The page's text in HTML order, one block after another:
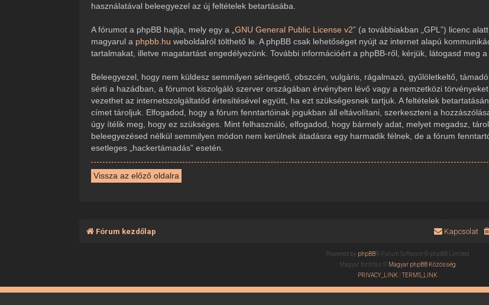
használatával beleegyezel az új feltételek betartásába.
A fórumot a phpBB hajtja, mely egy a „GNU General Public License v2” (a továbbiakban „GPL”) licenc
magyarul a phpbb.hu weboldalról tölthető le. A phpBB csak lehetőséget nyújt az internet alapú
tartalmakat, illetve magatartást engedélyezünk. További információért a phpBB-ről, kérjük, látogasd meg a
Beleegyezel, hogy nem küldesz semmilyen sértegető, obszcén, vulgáris, rágalmazó, gyűlöletkeltő,
sérti a hazádban, a fórumot kiszolgáló szerver országában érvényben lévő vagy a nemzetközi
vezethet az internetszolgáltatód értesítésével együtt, ha ezt szükségesnek tartjuk. A feltételek
címet tároljuk. Elfogadod, hogy a fórum fenntartóinak jogukban áll eltávolítani, szerkeszteni a
úgy ítélik meg, hogy ez szükséges. Mint felhasználó, elfogadod, hogy bármely adat, melyet megadsz,
beleegyezésed nélkül semmilyen módon nem kerülnek átadásra egy harmadik félnek, de a fórum
esetleges „hackertámadás” esetén.
Vissza az előző oldalra
Fórum kezdőlap Kapcsolat
Powered by phpBB® Forum Software © phpBB Limited
Magyar fordítás © Magyar phpBB Közösség
PRIVACY_LINK |TERMS_LINK